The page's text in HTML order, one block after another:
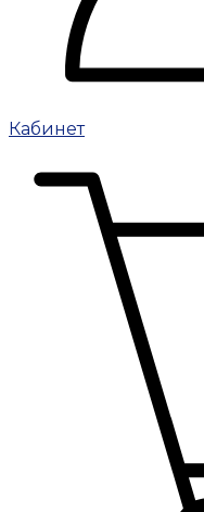
Кабинет